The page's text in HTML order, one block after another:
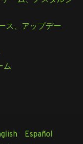
ス、アップデー
ム
Español